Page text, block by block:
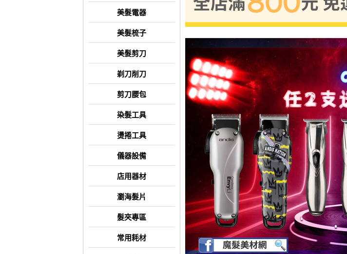
美髮電器
美髮梳子
美髮剪刀
剃刀削刀
剪刀腰包
染髮工具
燙捲工具
儀器設備
店用器材
瀏海髮片
髮夾專區
常用耗材